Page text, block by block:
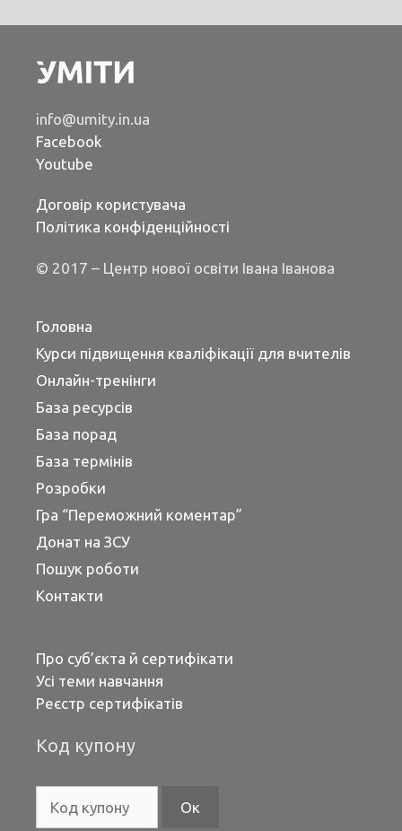
info@umity.in.ua
Facebook
Youtube
Договір користувача
Політика конфіденційності
© 2017 – Центр нової освіти Івана Іванова
Головна
Курси підвищення кваліфікації для вчителів
Онлайн-тренінги
База ресурсів
База порад
База термінів
Розробки
Гра “Переможний коментар”
Донат на ЗСУ
Пошук роботи
Контакти
Про суб’єкта й сертифікати
Усі теми навчання
Реєстр сертифікатів
Код купону